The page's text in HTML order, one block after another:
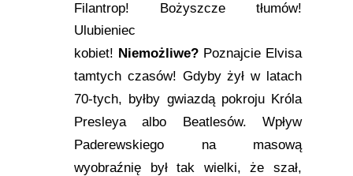
Filantrop! Bożyszcze tłumów!
Ulubieniec
kobiet! Niemożliwe? Poznajcie Elvisa
tamtych czasów! Gdyby żył w latach
70-tych, byłby gwiazdą pokroju Króla
Presleya albo Beatlesów. Wpływ
Paderewskiego na masową
wyobraźnię był tak wielki, że szał,